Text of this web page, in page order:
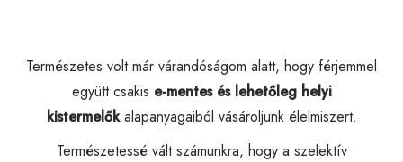
Természetes volt már várandóságom alatt, hogy férjemmel
együtt csakis e-mentes és lehetőleg helyi
kistermelőkalapanyagaiból vásároljunk élelmiszert.
Természetessé vált számunkra, hogy a szelektív